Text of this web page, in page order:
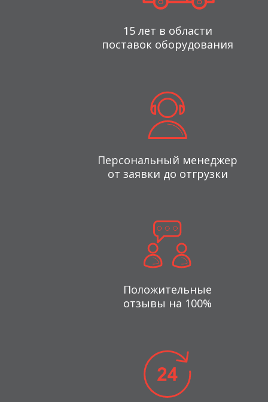
15 лет в области
поставок оборудования
Персональный менеджер
от заявки до отгрузки
Положительные
отзывы на 100%